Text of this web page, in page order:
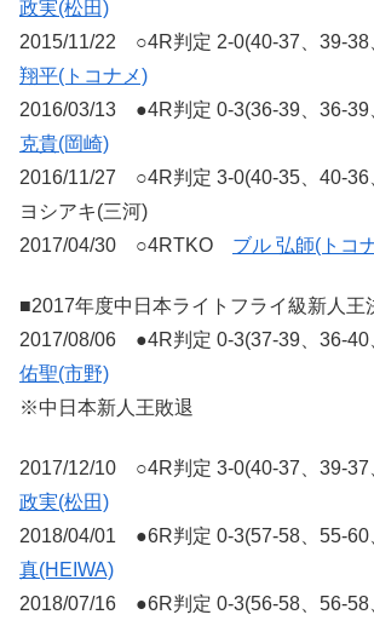
政実(松田)
2015/11/22 ○4R判定 2-0(40-37、39-
翔平(トコナメ)
2016/03/13 ●4R判定 0-3(36-39、36-
克貴(岡崎)
2016/11/27 ○4R判定 3-0(40-35、40-
ヨシアキ(三河)
2017/04/30 ○4RTKO ブル 弘師(トコ
■2017年度中日本ライトフライ級新人王
2017/08/06 ●4R判定 0-3(37-39、36-
佑聖(市野)
※中日本新人王敗退
2017/12/10 ○4R判定 3-0(40-37、39-
政実(松田)
2018/04/01 ●6R判定 0-3(57-58、55-
真(HEIWA)
2018/07/16 ●6R判定 0-3(56-58、56-